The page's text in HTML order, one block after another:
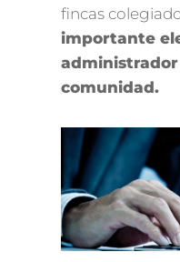
fincas
importante
comunidad.